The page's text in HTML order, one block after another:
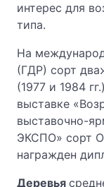
интерес для
типа.
На
(ГДР) сорт
(1977 и 1984
выставке
выставочно-
ЭКСПО» сорт
награжден
Деревья